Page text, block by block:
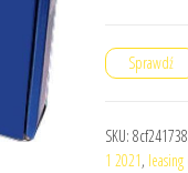
Sprawdź
SKU:
1 2021,